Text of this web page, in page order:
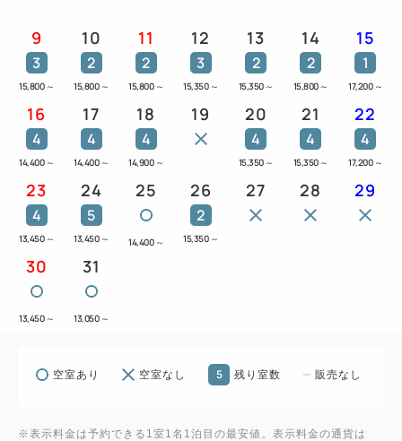
9
3
15,800 ～
10
2
15,800 ～
11
2
15,800 ～
12
3
15,350 ～
13
2
15,350 ～
14
2
15,800 ～
15
1
17,200 ～
16
4
14,400 ～
17
4
14,400 ～
18
4
14,900 ～
19 20
4
15,350 ～
21
4
15,350 ～
22
4
17,200 ～
23
4
13,450 ～
24
5
13,450 ～
25
14,400 ～
26
2
15,350 ～
27 28 29
30
13,450 ～
31
13,050 ～
空室あり 空室なし 5 残り室数 販売なし
※表示料金は予約できる1室1名1泊目の最安値。表示料金の通貨は